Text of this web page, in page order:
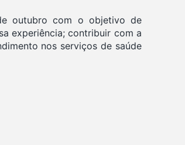
outubro com o objetivo de
experiência; contribuir com a
nos serviços de saúde